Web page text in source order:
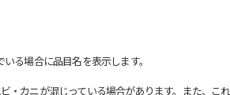
る場合に品目名を表示します。
ニが混じっている場合があります。また、こ